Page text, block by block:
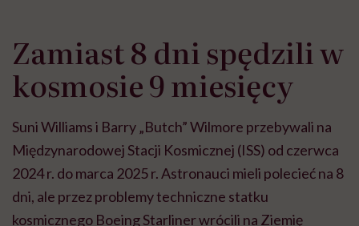
Zamiast 8 dni spędzili w
kosmosie 9 miesięcy
Suni Williams i Barry „Butch” Wilmore przebywali na
Międzynarodowej Stacji Kosmicznej (ISS) od czerwca
2024 r. do marca 2025 r. Astronauci mieli polecieć na 8
dni, ale przez problemy techniczne statku
kosmicznego Boeing Starliner wrócili na Ziemię